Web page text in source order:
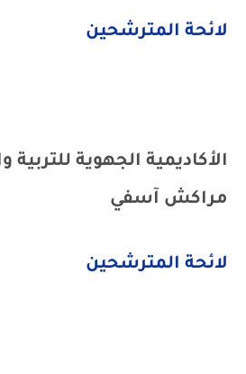
لائحة المترشحين
الأكاديمية الجهوية للتربية
مراكش آسفي
لائحة المترشحين